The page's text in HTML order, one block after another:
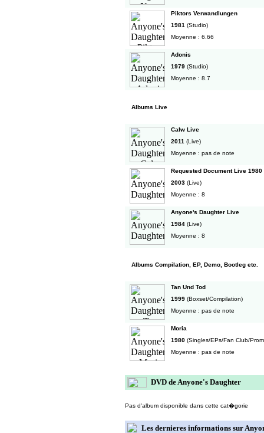
Piktors Verwandlungen
1981 (Studio)
Moyenne : 6.66
Adonis
1979 (Studio)
Moyenne : 8.7
Albums Live
Calw Live
2011 (Live)
Moyenne : pas de note
Requested Document Live 1980
2003 (Live)
Moyenne : 8
Anyone's Daughter Live
1984 (Live)
Moyenne : 8
Albums Compilation, EP, Demo, Bootleg etc.
Tan Und Tod
1999 (Boxset/Compilation)
Moyenne : pas de note
Moria
1980 (Singles/EPs/Fan Club/
Moyenne : pas de note
DVD de Anyone's Daughter
Pas d'album disponible dans cette cat�gorie
Les dernieres informations sur